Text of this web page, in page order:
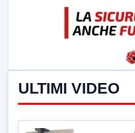
ULTIMI VIDEO